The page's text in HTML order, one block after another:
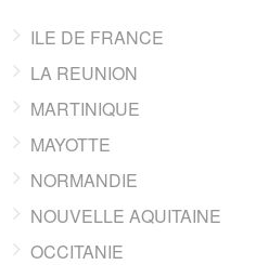
ILE DE FRANCE
LA REUNION
MARTINIQUE
MAYOTTE
NORMANDIE
NOUVELLE AQUITAINE
OCCITANIE